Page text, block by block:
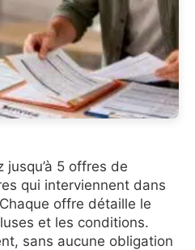
jusqu’à 5 offres de
qui interviennent dans
offre détaille le
et les conditions.
sans aucune obligation